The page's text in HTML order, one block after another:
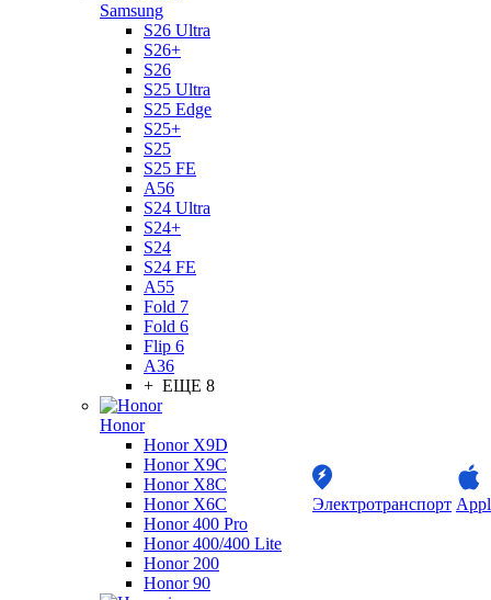
Samsung
S26 Ultra
S26+
S26
S25 Ultra
S25 Edge
S25+
S25
S25 FE
A56
S24 Ultra
S24+
S24
S24 FE
A55
Fold 7
Fold 6
Flip 6
A36
+ ЕЩЕ 8
Honor
Honor X9D
Honor X9C
Honor X8C
Honor X6C
Honor 400 Pro
Honor 400/400 Lite
Honor 200
Honor 90
Электротранспорт